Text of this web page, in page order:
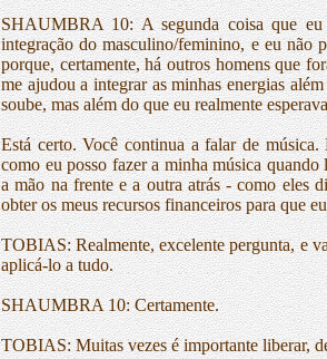
SHAUMBRA 10: A segunda coisa que eu
integração do masculino/feminino, e eu não
porque, certamente, há outros homens que
me ajudou a integrar as minhas energias
soube, mas além do que eu realmente
Está certo. Você continua a falar de
como eu posso fazer a minha música
a mão na frente e a outra atrás - como eles
obter os meus recursos financeiros para que
TOBIAS: Realmente, excelente pergunta, e
aplicá-lo a tudo.
SHAUMBRA 10: Certamente.
TOBIAS: Muitas vezes é importante liberar,